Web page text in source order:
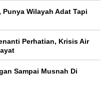
Wilayah Adat Tapi
Perhatian, Krisis Air
Sampai Musnah Di